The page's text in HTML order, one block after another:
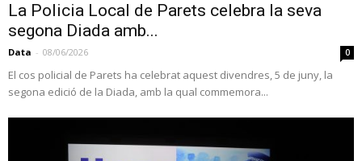
La Policia Local de Parets celebra la seva
segona Diada amb...
Data - 08/06/2026 0
El cos policial de Parets ha celebrat aquest divendres, 5 de juny, la
segona edició de la Diada, amb la qual commemora...